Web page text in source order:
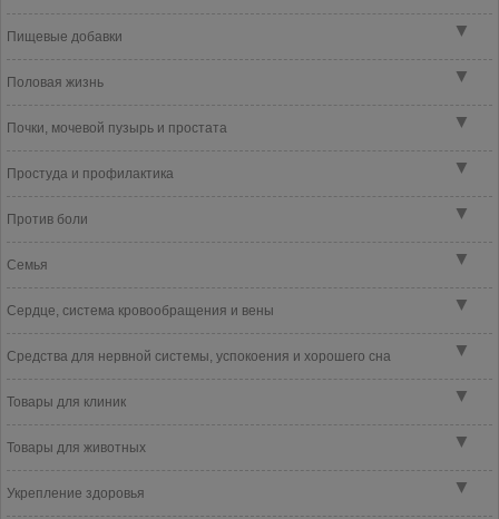
▼
Пищевые добавки
▼
Половая жизнь
▼
Почки, мочевой пузырь и простата
▼
Простуда и профилактика
▼
Против боли
▼
Семья
▼
Сердце, система кровообращения и вены
▼
Средства для нервной системы, успокоения и хорошего сна
▼
Товары для клиник
▼
Товары для животных
▼
Укрепление здоровья